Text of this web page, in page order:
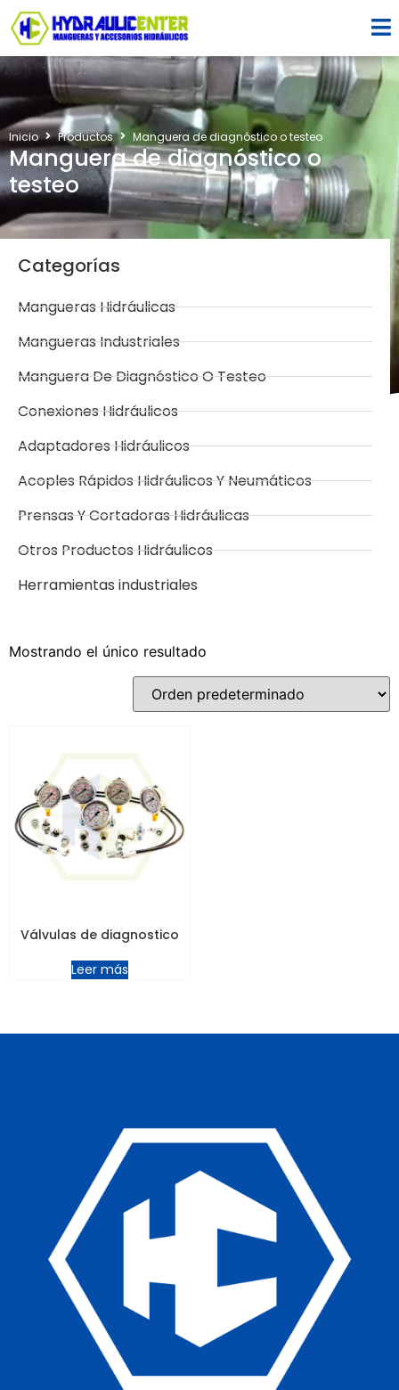
Manguera de diagnóstico o
testeo
Inicio Productos Manguera de diagnóstico o testeo
Categorías
Mangueras Hidráulicas
Mangueras Industriales
Manguera De Diagnóstico O Testeo
Conexiones Hidráulicos
Adaptadores Hidráulicos
Acoples Rápidos Hidráulicos Y Neumáticos
Prensas Y Cortadoras Hidráulicas
Otros Productos Hidráulicos
Herramientas industriales
Mostrando el único resultado
Válvulas de diagnostico
Leer más